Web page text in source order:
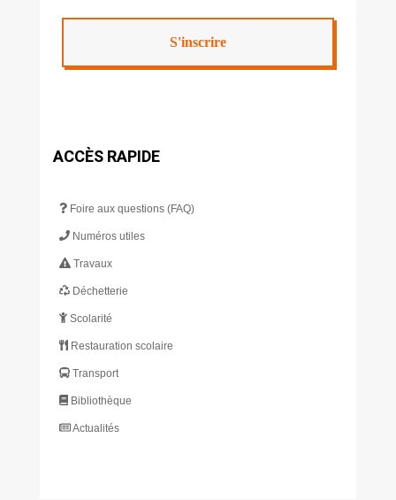
ACCÈS RAPIDE
Foire aux questions (FAQ)
Numéros utiles
Travaux
Déchetterie
Scolarité
Restauration scolaire
Transport
Bibliothèque
Actualités